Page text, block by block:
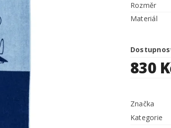
Rozměr
Materiál
830
Značka
Kategorie